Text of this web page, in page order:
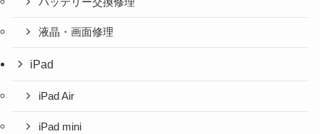
液晶・画面修理
iPad
iPad Air
iPad mini